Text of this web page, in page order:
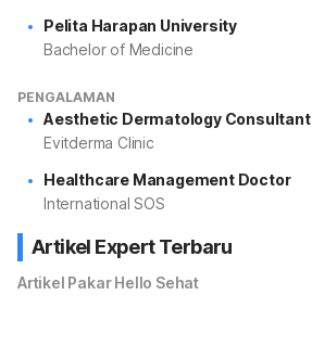
Pelita Harapan University
Bachelor of Medicine
PENGALAMAN
Aesthetic Dermatology Consultant
Evitderma Clinic
Healthcare Management Doctor
International SOS
Artikel Expert Terbaru
Artikel Pakar Hello Sehat